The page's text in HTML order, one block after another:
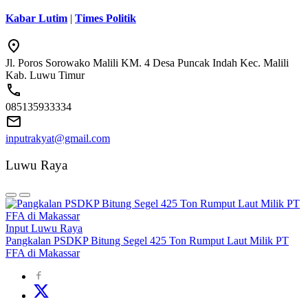
Kabar Lutim | Times Politik
Jl. Poros Sorowako Malili KM. 4 Desa Puncak Indah Kec. Malili
Kab. Luwu Timur
085135933334
inputrakyat@gmail.com
Luwu Raya
Input Luwu Raya
Pangkalan PSDKP Bitung Segel 425 Ton Rumput Laut Milik PT
FFA di Makassar